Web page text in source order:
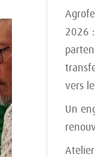
2026
vers
Un